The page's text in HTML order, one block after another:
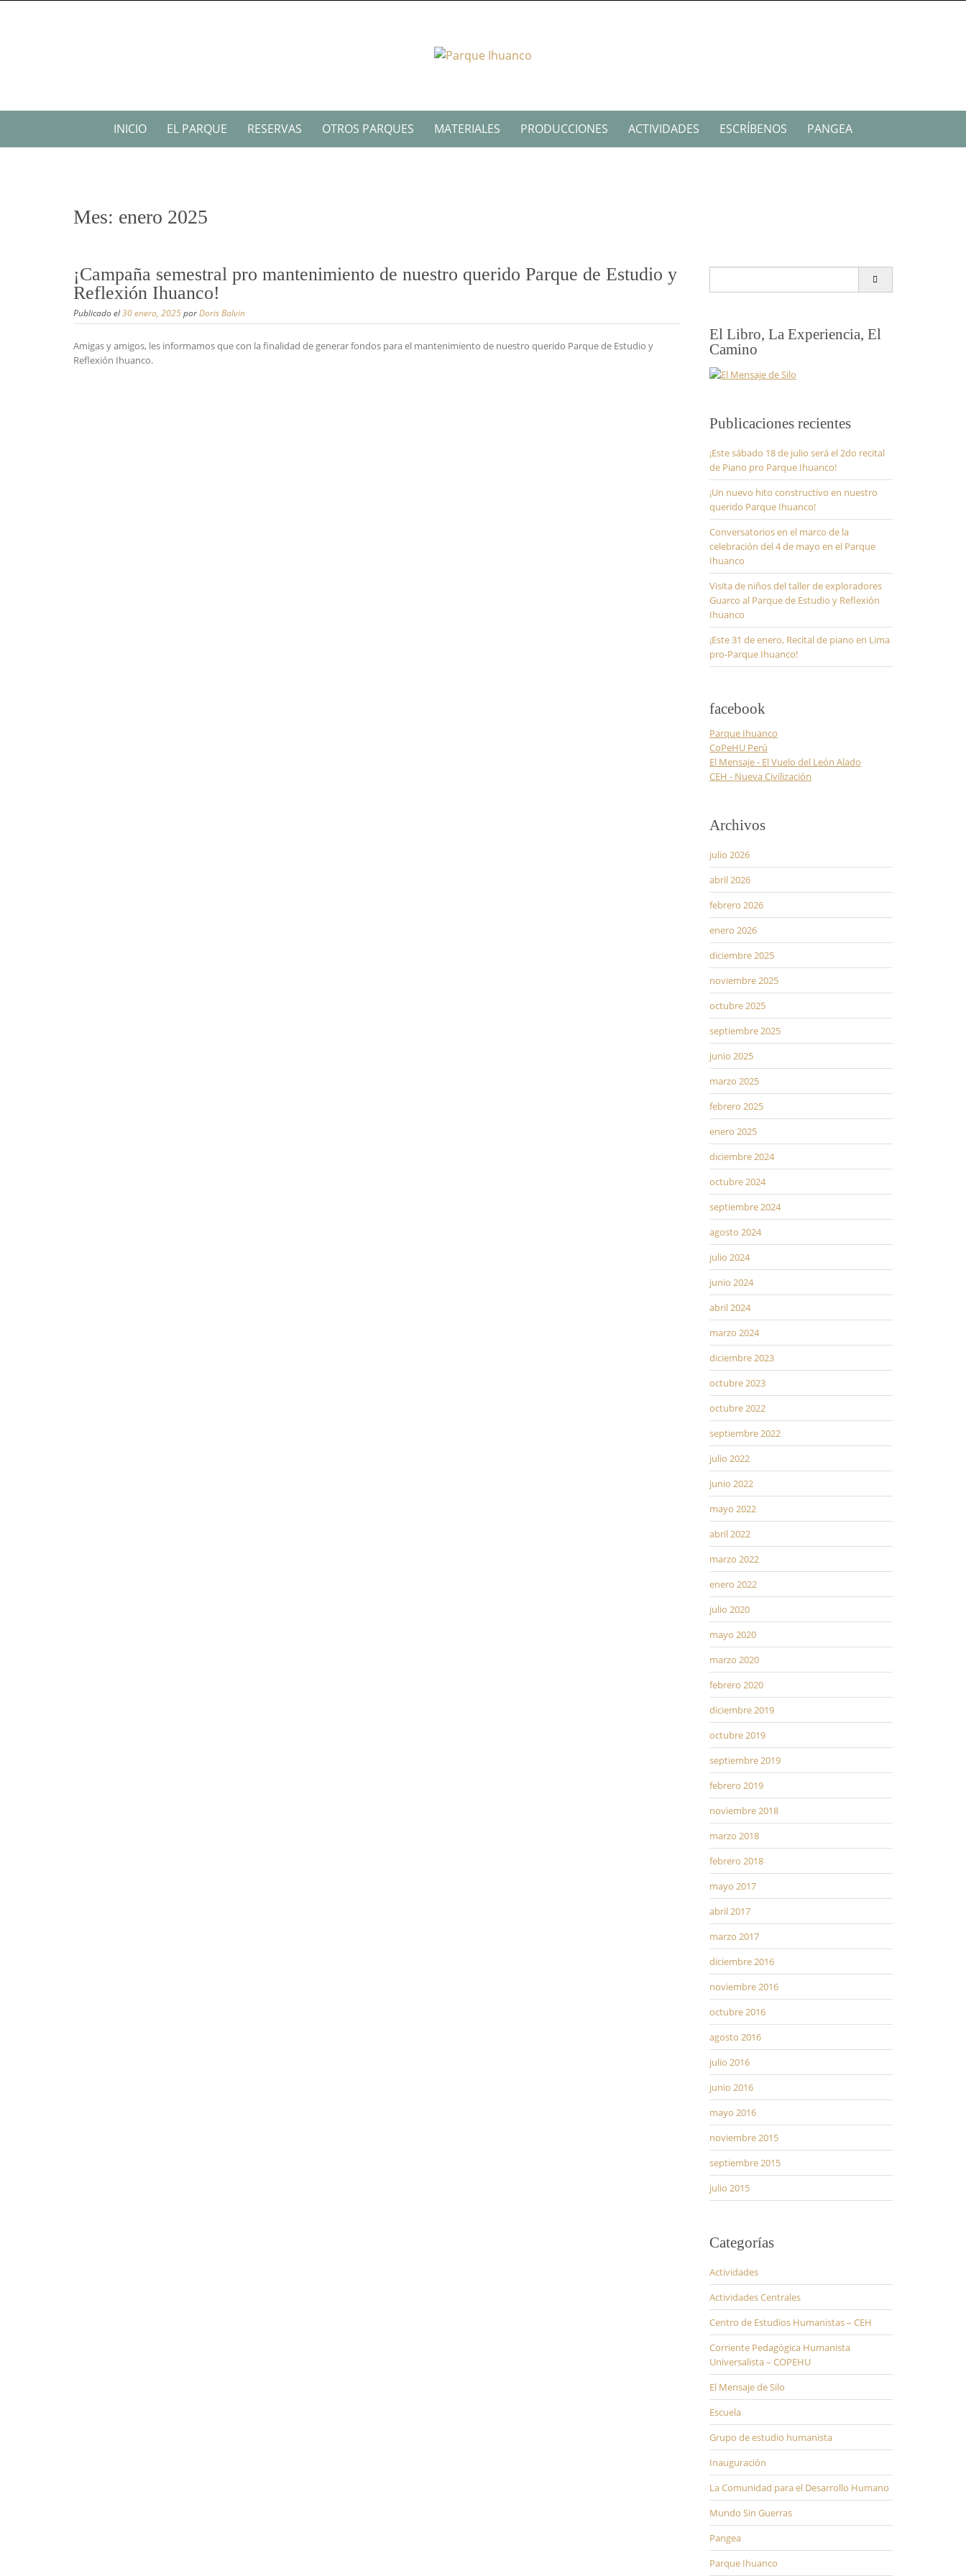
INICIO EL PARQUE RESERVAS OTROS PARQUES MATERIALES PRODUCCIONES ACTIVIDADES ESCRÍBENOS PANGEA
Mes: enero 2025
¡Campaña semestral pro mantenimiento de nuestro querido Parque de Estudio y
Reflexión Ihuanco!
Publicado el30 enero, 2025porDoris Balvin
Amigas y amigos, les informamos que con la finalidad de generar fondos para el mantenimiento de nuestro querido Parque de Estudio y
Reflexión Ihuanco.
El Libro, La Experiencia, El
Camino
Publicaciones recientes
¡Este sábado 18 de julio será el 2do recital
de Piano pro Parque Ihuanco!
¡Un nuevo hito constructivo en nuestro
querido Parque Ihuanco!
Conversatorios en el marco de la
celebración del 4 de mayo en el Parque
Ihuanco
Visita de niños del taller de exploradores
Guarco al Parque de Estudio y Reflexión
Ihuanco
¡Este 31 de enero, Recital de piano en Lima
pro-Parque Ihuanco!
facebook
Parque Ihuanco
CoPeHU Perú
El Mensaje - El Vuelo del León Alado
CEH - Nueva Civilización
Archivos
julio 2026
abril 2026
febrero 2026
enero 2026
diciembre 2025
noviembre 2025
octubre 2025
septiembre 2025
junio 2025
marzo 2025
febrero 2025
enero 2025
diciembre 2024
octubre 2024
septiembre 2024
agosto 2024
julio 2024
junio 2024
abril 2024
marzo 2024
diciembre 2023
octubre 2023
octubre 2022
septiembre 2022
julio 2022
junio 2022
mayo 2022
abril 2022
marzo 2022
enero 2022
julio 2020
mayo 2020
marzo 2020
febrero 2020
diciembre 2019
octubre 2019
septiembre 2019
febrero 2019
noviembre 2018
marzo 2018
febrero 2018
mayo 2017
abril 2017
marzo 2017
diciembre 2016
noviembre 2016
octubre 2016
agosto 2016
julio 2016
junio 2016
mayo 2016
noviembre 2015
septiembre 2015
julio 2015
Categorías
Actividades
Actividades Centrales
Centro de Estudios Humanistas – CEH
Corriente Pedagógica Humanista
Universalista – COPEHU
El Mensaje de Silo
Escuela
Grupo de estudio humanista
Inauguración
La Comunidad para el Desarrollo Humano
Mundo Sin Guerras
Pangea
Parque Ihuanco